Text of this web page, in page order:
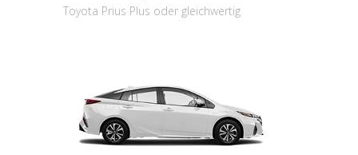
Toyota Prius Plus oder gleichwertig